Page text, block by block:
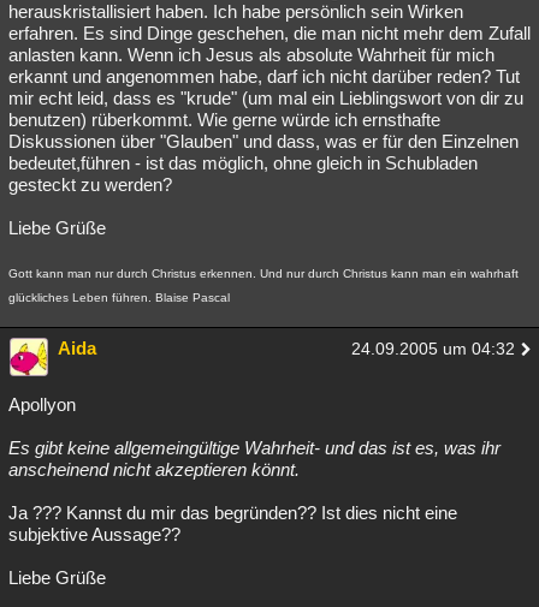
herauskristallisiert haben. Ich habe persönlich sein Wirken
erfahren. Es sind Dinge geschehen, die man nicht mehr dem Zufall
anlasten kann. Wenn ich Jesus als absolute Wahrheit für mich
erkannt und angenommen habe, darf ich nicht darüber reden? Tut
mir echt leid, dass es "krude" (um mal ein Lieblingswort von dir zu
benutzen) rüberkommt. Wie gerne würde ich ernsthafte
Diskussionen über "Glauben" und dass, was er für den Einzelnen
bedeutet,führen - ist das möglich, ohne gleich in Schubladen
gesteckt zu werden?
Liebe Grüße
Gott kann man nur durch Christus erkennen. Und nur durch Christus kann man ein wahrhaft
glückliches Leben führen. Blaise Pascal
Aida 24.09.2005 um 04:32
Apollyon
Es gibt keine allgemeingültige Wahrheit- und das ist es, was ihr
anscheinend nicht akzeptieren könnt.
Ja ??? Kannst du mir das begründen?? Ist dies nicht eine
subjektive Aussage??
Liebe Grüße